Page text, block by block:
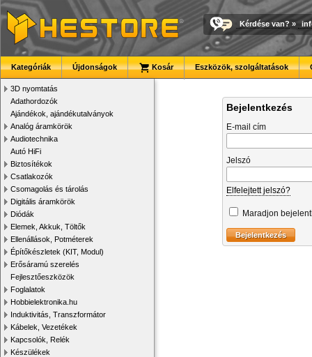
Kérdése van? »
Kategóriák Újdonságok Kosár Eszközök, szolgáltatások
3D nyomtatás
Adathordozók
Ajándékok, ajándékutalványok
Analóg áramkörök
Audiotechnika
Autó HiFi
Biztosítékok
Csatlakozók
Csomagolás és tárolás
Digitális áramkörök
Diódák
Elemek, Akkuk, Töltők
Ellenállások, Potméterek
Építőkészletek (KIT, Modul)
Erősáramú szerelés
Fejlesztőeszközök
Foglalatok
Hobbielektronika.hu
Induktivitás, Transzformátor
Kábelek, Vezetékek
Kapcsolók, Relék
Készülékek
Bejelentkezés
E-mail cím
Jelszó
Elfelejtett jelszó?
Maradjon